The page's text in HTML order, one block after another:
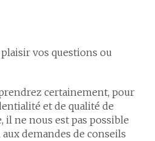
vos questions ou
certainement, pour
et de qualité de
il ne nous est pas possible
demandes de conseils